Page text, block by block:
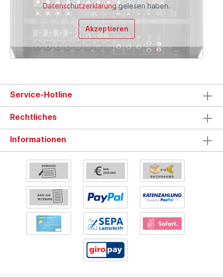
Datenschutzerklärunggelesen haben.
Akzeptieren
Service-Hotline
Rechtliches
Informationen